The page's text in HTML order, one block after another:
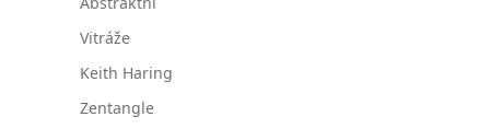
Vitráže
Keith Haring
Zentangle